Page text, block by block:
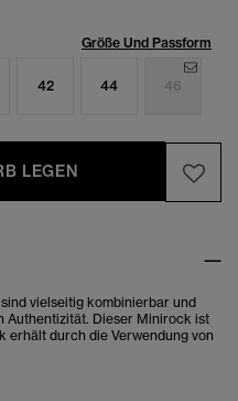
Größe Und Passform
42 44 46
LEGEN
vielseitig kombinierbar und
Authentizität. Dieser Minirock ist
erhält durch die Verwendung von